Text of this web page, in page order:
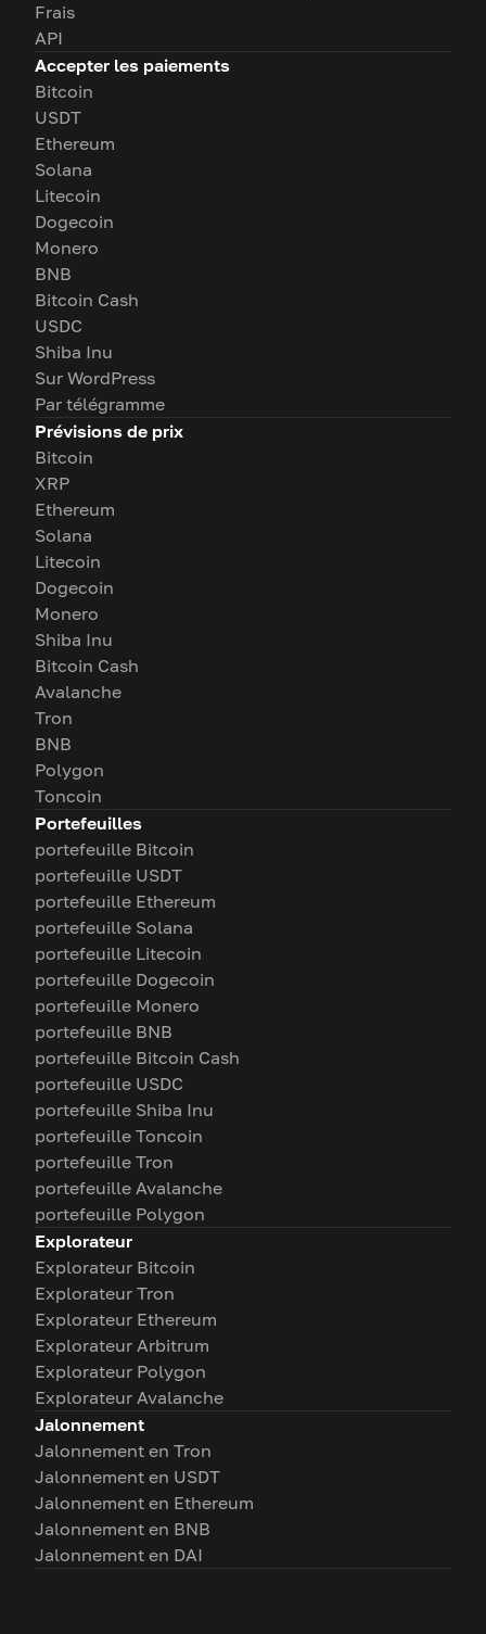
Frais
API
Accepter les paiements
Bitcoin
USDT
Ethereum
Solana
Litecoin
Dogecoin
Monero
BNB
Bitcoin Cash
USDC
Shiba Inu
Sur WordPress
Par télégramme
Prévisions de prix
Bitcoin
XRP
Ethereum
Solana
Litecoin
Dogecoin
Monero
Shiba Inu
Bitcoin Cash
Avalanche
Tron
BNB
Polygon
Toncoin
Portefeuilles
portefeuille Bitcoin
portefeuille USDT
portefeuille Ethereum
portefeuille Solana
portefeuille Litecoin
portefeuille Dogecoin
portefeuille Monero
portefeuille BNB
portefeuille Bitcoin Cash
portefeuille USDC
portefeuille Shiba Inu
portefeuille Toncoin
portefeuille Tron
portefeuille Avalanche
portefeuille Polygon
Explorateur
Explorateur Bitcoin
Explorateur Tron
Explorateur Ethereum
Explorateur Arbitrum
Explorateur Polygon
Explorateur Avalanche
Jalonnement
Jalonnement en Tron
Jalonnement en USDT
Jalonnement en Ethereum
Jalonnement en BNB
Jalonnement en DAI